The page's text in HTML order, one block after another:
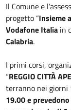
Il Comune e
progetto “Insieme
Vodafone Italia in
Calabria.
I primi corsi,
“REGGIO CITTÀ
terranno nei giorni
19.00 e